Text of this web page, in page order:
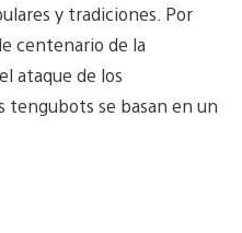
y tradiciones. Por
centenario de la
ataque de los
tengubots se basan en un